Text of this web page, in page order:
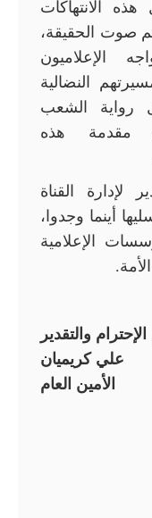
الانتهاكات
صوت الحقيقة،
الإعلاميون
النضالية
رواية الشعب
مقدمة هذه
لإدارة القناة
أينما وجدوا،
الإعلامية
والتقدير
علي كريميان
الأمين العام